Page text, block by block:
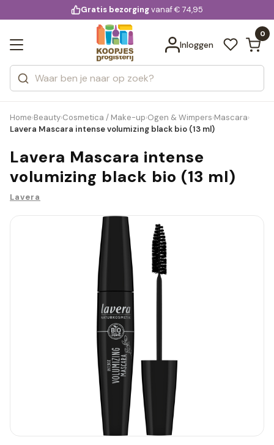
voor 20:00 uur besteld
Gratis bezorgingvanaf € 74,95
Inloggen
0
Zoeken
Categorieën
Merken
Bekijk alle resultaten
Home›Beauty›Cosmetica / Make-up›Ogen & Wimpers›Mascara›
Lavera Mascara intense volumizing black bio (13 ml)
Lavera Mascara intense
volumizing black bio (13 ml)
Lavera